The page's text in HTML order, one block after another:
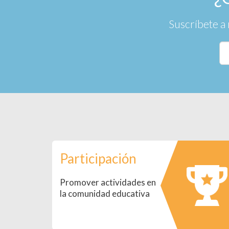
Suscríbete
Participación
Promover actividades en
la comunidad educativa